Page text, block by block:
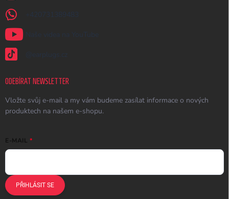
+420731389483
Naše videa na YouTube
@earplugs.cz
ODEBÍRAT NEWSLETTER
Vložte svůj e-mail a my vám budeme zasílat informace o nových
produktech na našem e-shopu.
E-MAIL
PŘIHLÁSIT SE